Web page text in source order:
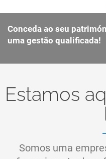
Conceda ao seu
uma gestão qualificada!
Estamos
Somos uma